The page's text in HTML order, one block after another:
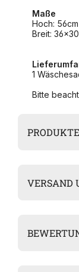
Maße
Hoch: 56cm
Breit:
1
Bitte
VERSAND